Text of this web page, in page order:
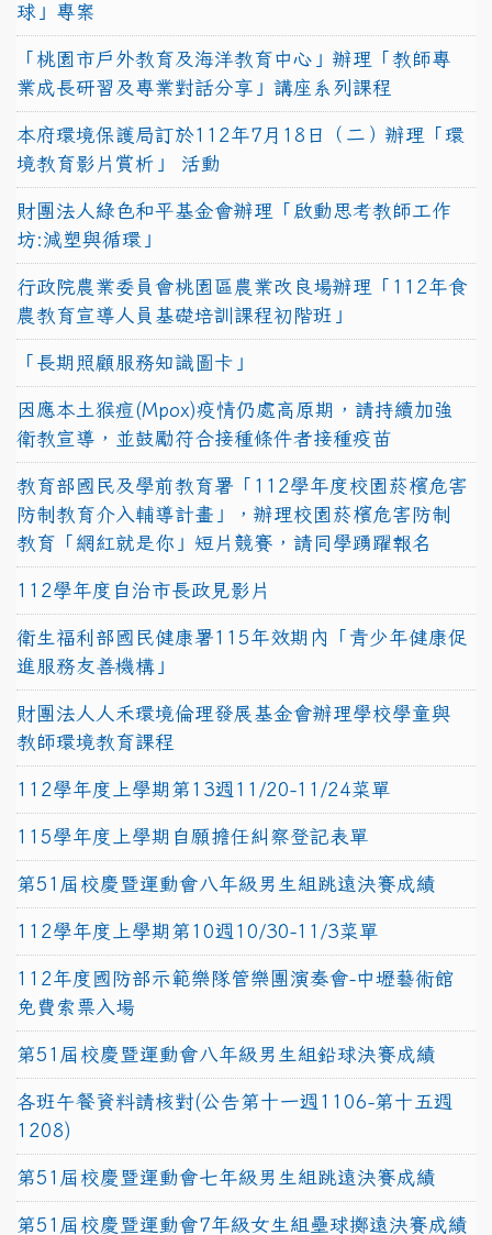
球」專案
「桃園市戶外教育及海洋教育中心」辦理「教師專
業成長研習及專業對話分享」講座系列課程
本府環境保護局訂於112年7月18日（二）辦理「環
境教育影片賞析」 活動
財團法人綠色和平基金會辦理「啟動思考教師工作
坊:減塑與循環」
行政院農業委員會桃園區農業改良場辦理「112年食
農教育宣導人員基礎培訓課程初階班」
「長期照顧服務知識圖卡」
因應本土猴痘(Mpox)疫情仍處高原期，請持續加強
衛教宣導，並鼓勵符合接種條件者接種疫苗
教育部國民及學前教育署「112學年度校園菸檳危害
防制教育介入輔導計畫」，辦理校園菸檳危害防制
教育「網紅就是你」短片競賽，請同學踴躍報名
112學年度自治市長政見影片
衛生福利部國民健康署115年效期內「青少年健康促
進服務友善機構」
財團法人人禾環境倫理發展基金會辦理學校學童與
教師環境教育課程
112學年度上學期第13週11/20-11/24菜單
115學年度上學期自願擔任糾察登記表單
第51屆校慶暨運動會八年級男生組跳遠決賽成績
112學年度上學期第10週10/30-11/3菜單
112年度國防部示範樂隊管樂團演奏會-中壢藝術館
免費索票入場
第51屆校慶暨運動會八年級男生組鉛球決賽成績
各班午餐資料請核對(公告第十一週1106-第十五週
1208)
第51屆校慶暨運動會七年級男生組跳遠決賽成績
第51屆校慶暨運動會7年級女生組壘球擲遠決賽成績